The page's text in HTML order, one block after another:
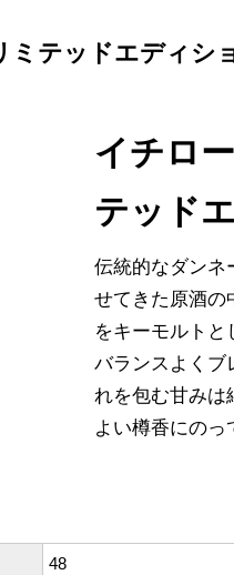
ミテッドエディシ
イチロ
テッド
伝統的なダンネ
せてきた原酒の
をキーモルト
バランスよくブ
れを包む甘みは
よい樽香にのっ
48